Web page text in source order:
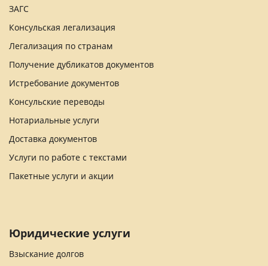
ЗАГС
Консульская легализация
Легализация по странам
Получение дубликатов документов
Истребование документов
Консульские переводы
Нотариальные услуги
Доставка документов
Услуги по работе с текстами
Пакетные услуги и акции
Юридические услуги
Взыскание долгов